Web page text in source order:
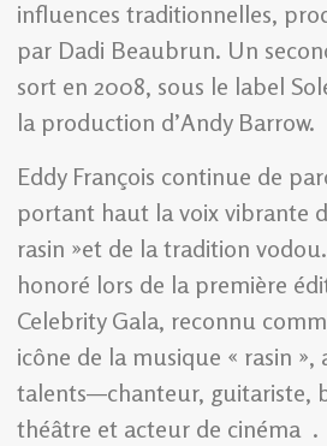
influences traditionnelles,
par Dadi Beaubrun. Un
sort en 2008, sous le label
la production d’Andy Barrow.
Eddy François continue de
portant haut la voix vibrante
rasin »et de la tradition
honoré lors de la première
Celebrity Gala, reconnu
icône de la musique « rasin
talents—chanteur, guitariste,
théâtre et acteur de cinéma .